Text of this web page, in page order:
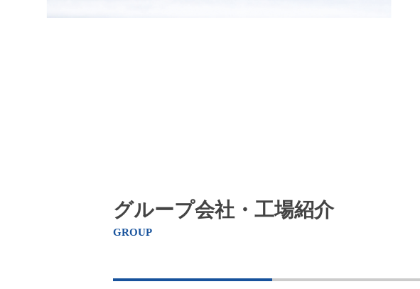
グループ会社・工場紹介
GROUP